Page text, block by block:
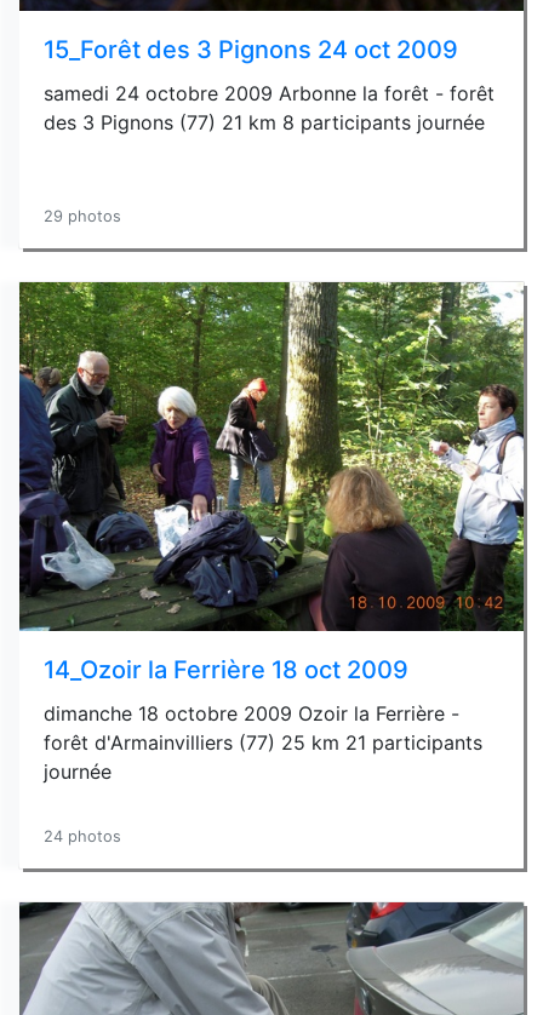
15_Forêt des 3 Pignons 24 oct 2009
samedi 24 octobre 2009 Arbonne la forêt - forêt
des 3 Pignons (77) 21 km 8 participants journée
29 photos
14_Ozoir la Ferrière 18 oct 2009
dimanche 18 octobre 2009 Ozoir la Ferrière -
forêt d'Armainvilliers (77) 25 km 21 participants
journée
24 photos